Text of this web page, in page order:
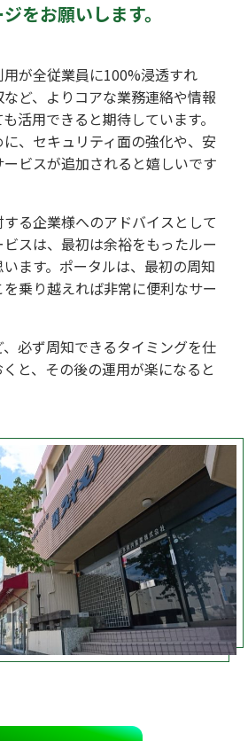
をお願いします。
が全従業員に100%浸透すれ
ど、よりコアな業務連絡や情報
活用できると期待しています。
、セキュリティ面の強化や、安
ビスが追加されると嬉しいです
る企業様へのアドバイスとして
スは、最初は余裕をもったルー
ます。ポータルは、最初の周知
乗り越えれば非常に便利なサー
必ず周知できるタイミングを仕
と、その後の運用が楽になると